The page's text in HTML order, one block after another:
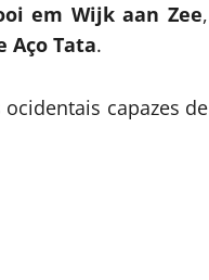
em Wijk aan Zee,
Aço Tata.
capazes de